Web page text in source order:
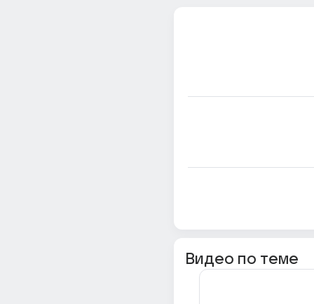
Видео по теме